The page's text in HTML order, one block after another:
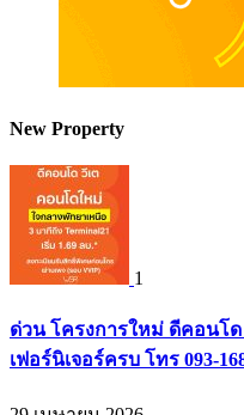
New Property
1
ด่วน โครงการใหม่ ดีคอนโ
เฟอร์นิเจอร์ครบ โทร 093-